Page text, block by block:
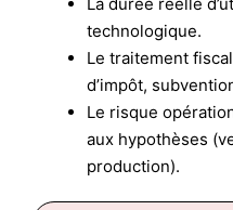
technologique.
Le traitement
d’impôt,
Le risque
aux hypothèses
production).